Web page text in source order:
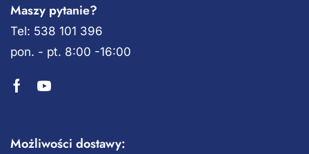
Maszy pytanie?
Tel: 538 101 396
pon. - pt. 8:00 -16:00
Możliwości dostawy: